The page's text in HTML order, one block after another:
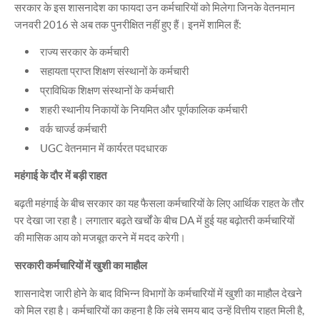
सरकार के इस शासनादेश का फायदा उन कर्मचारियों को मिलेगा जिनके वेतनमान
जनवरी 2016 से अब तक पुनरीक्षित नहीं हुए हैं। इनमें शामिल हैं:
राज्य सरकार के कर्मचारी
सहायता प्राप्त शिक्षण संस्थानों के कर्मचारी
प्राविधिक शिक्षण संस्थानों के कर्मचारी
शहरी स्थानीय निकायों के नियमित और पूर्णकालिक कर्मचारी
वर्क चार्ज्ड कर्मचारी
UGC वेतनमान में कार्यरत पदधारक
महंगाई के दौर में बड़ी राहत
बढ़ती महंगाई के बीच सरकार का यह फैसला कर्मचारियों के लिए आर्थिक राहत के तौर
पर देखा जा रहा है। लगातार बढ़ते खर्चों के बीच DA में हुई यह बढ़ोतरी कर्मचारियों
की मासिक आय को मजबूत करने में मदद करेगी।
सरकारी कर्मचारियों में खुशी का माहौल
शासनादेश जारी होने के बाद विभिन्न विभागों के कर्मचारियों में खुशी का माहौल देखने
को मिल रहा है। कर्मचारियों का कहना है कि लंबे समय बाद उन्हें वित्तीय राहत मिली है,